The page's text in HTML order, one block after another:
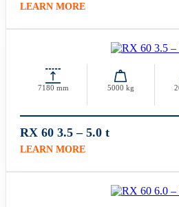
LEARN MORE
7180 mm 5000 kg
RX 60 3.5 – 5.0 t
LEARN MORE